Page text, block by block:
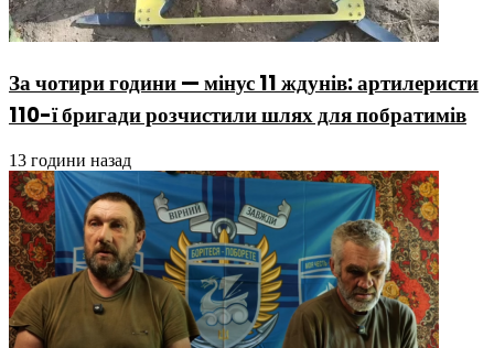
За чотири години — мінус 11 ждунів: артилеристи
110-ї бригади розчистили шлях для побратимів
13 години назад